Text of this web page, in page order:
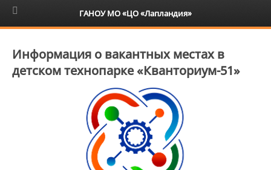
6+
Информация о вакантных местах в
детском технопарке «Кванториум-51»
ГАНОУ МО «ЦО «Лапландия»